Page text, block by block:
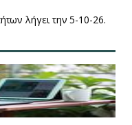
λήγει την 5-10-26.